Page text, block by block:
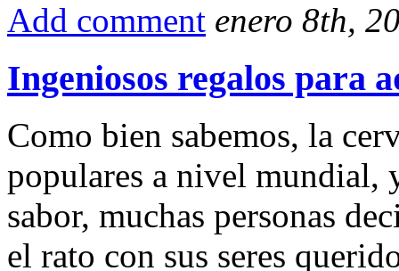
Add comment enero 8th,
Ingeniosos regalos para
Como bien sabemos, la
populares a nivel mundial,
sabor, muchas personas
el rato con sus seres